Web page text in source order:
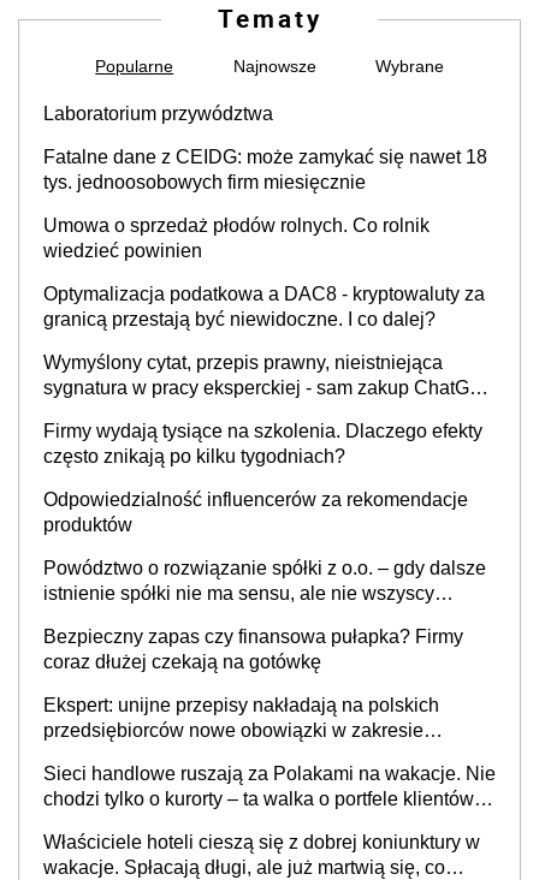
Tematy
Popularne Najnowsze Wybrane
Laboratorium przywództwa
Fatalne dane z CEIDG: może zamykać się nawet 18
tys. jednoosobowych firm miesięcznie
Umowa o sprzedaż płodów rolnych. Co rolnik
wiedzieć powinien
Optymalizacja podatkowa a DAC8 - kryptowaluty za
granicą przestają być niewidoczne. I co dalej?
Wymyślony cytat, przepis prawny, nieistniejąca
sygnatura w pracy eksperckiej - sam zakup ChatGPT
Firmy wydają tysiące na szkolenia. Dlaczego efekty
często znikają po kilku tygodniach?
Odpowiedzialność influencerów za rekomendacje
produktów
Powództwo o rozwiązanie spółki z o.o. – gdy dalsze
istnienie spółki nie ma sensu, ale nie wszyscy
Bezpieczny zapas czy finansowa pułapka? Firmy
coraz dłużej czekają na gotówkę
Ekspert: unijne przepisy nakładają na polskich
przedsiębiorców nowe obowiązki w zakresie
Sieci handlowe ruszają za Polakami na wakacje. Nie
chodzi tylko o kurorty – ta walka o portfele klientów
cichu
Właściciele hoteli cieszą się z dobrej koniunktury w
wakacje. Spłacają długi, ale już martwią się, co